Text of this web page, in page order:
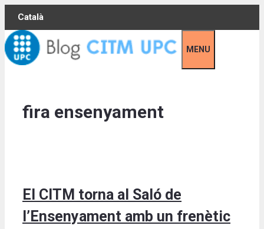
Skip
content
Català
MENU
fira ensenyament
El CITM torna al Saló de
l’Ensenyament amb un frenètic